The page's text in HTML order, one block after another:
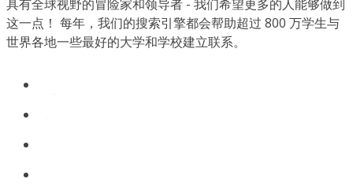
具有全球视野的冒险家和领导者 - 我们希望更多的人能够做到
这一点！ 每年，我们的搜索引擎都会帮助超过 800 万学生与
世界各地一些最好的大学和学校建立联系。